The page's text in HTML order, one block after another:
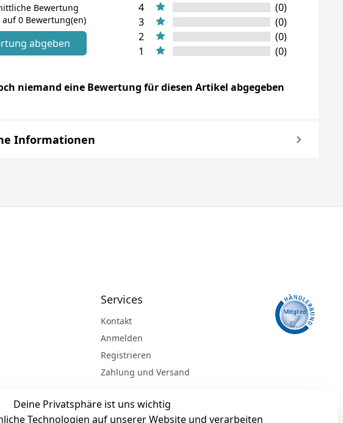
Bewertung
auf 0 Bewertung(en)
abgeben
4
(0)
3
(0)
2
(0)
1
(0)
niemand eine Bewertung für diesen Artikel abgegeben
Informationen
Deine Privatsphäre ist uns wichtig
Technologien auf unserer Website und verarbeiten
Services
Kontakt
Anmelden
Registrieren
Zahlung und Versand